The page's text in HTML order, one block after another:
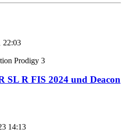
22:03
Prodigy 3
R FIS 2024 und Deacon
14:13